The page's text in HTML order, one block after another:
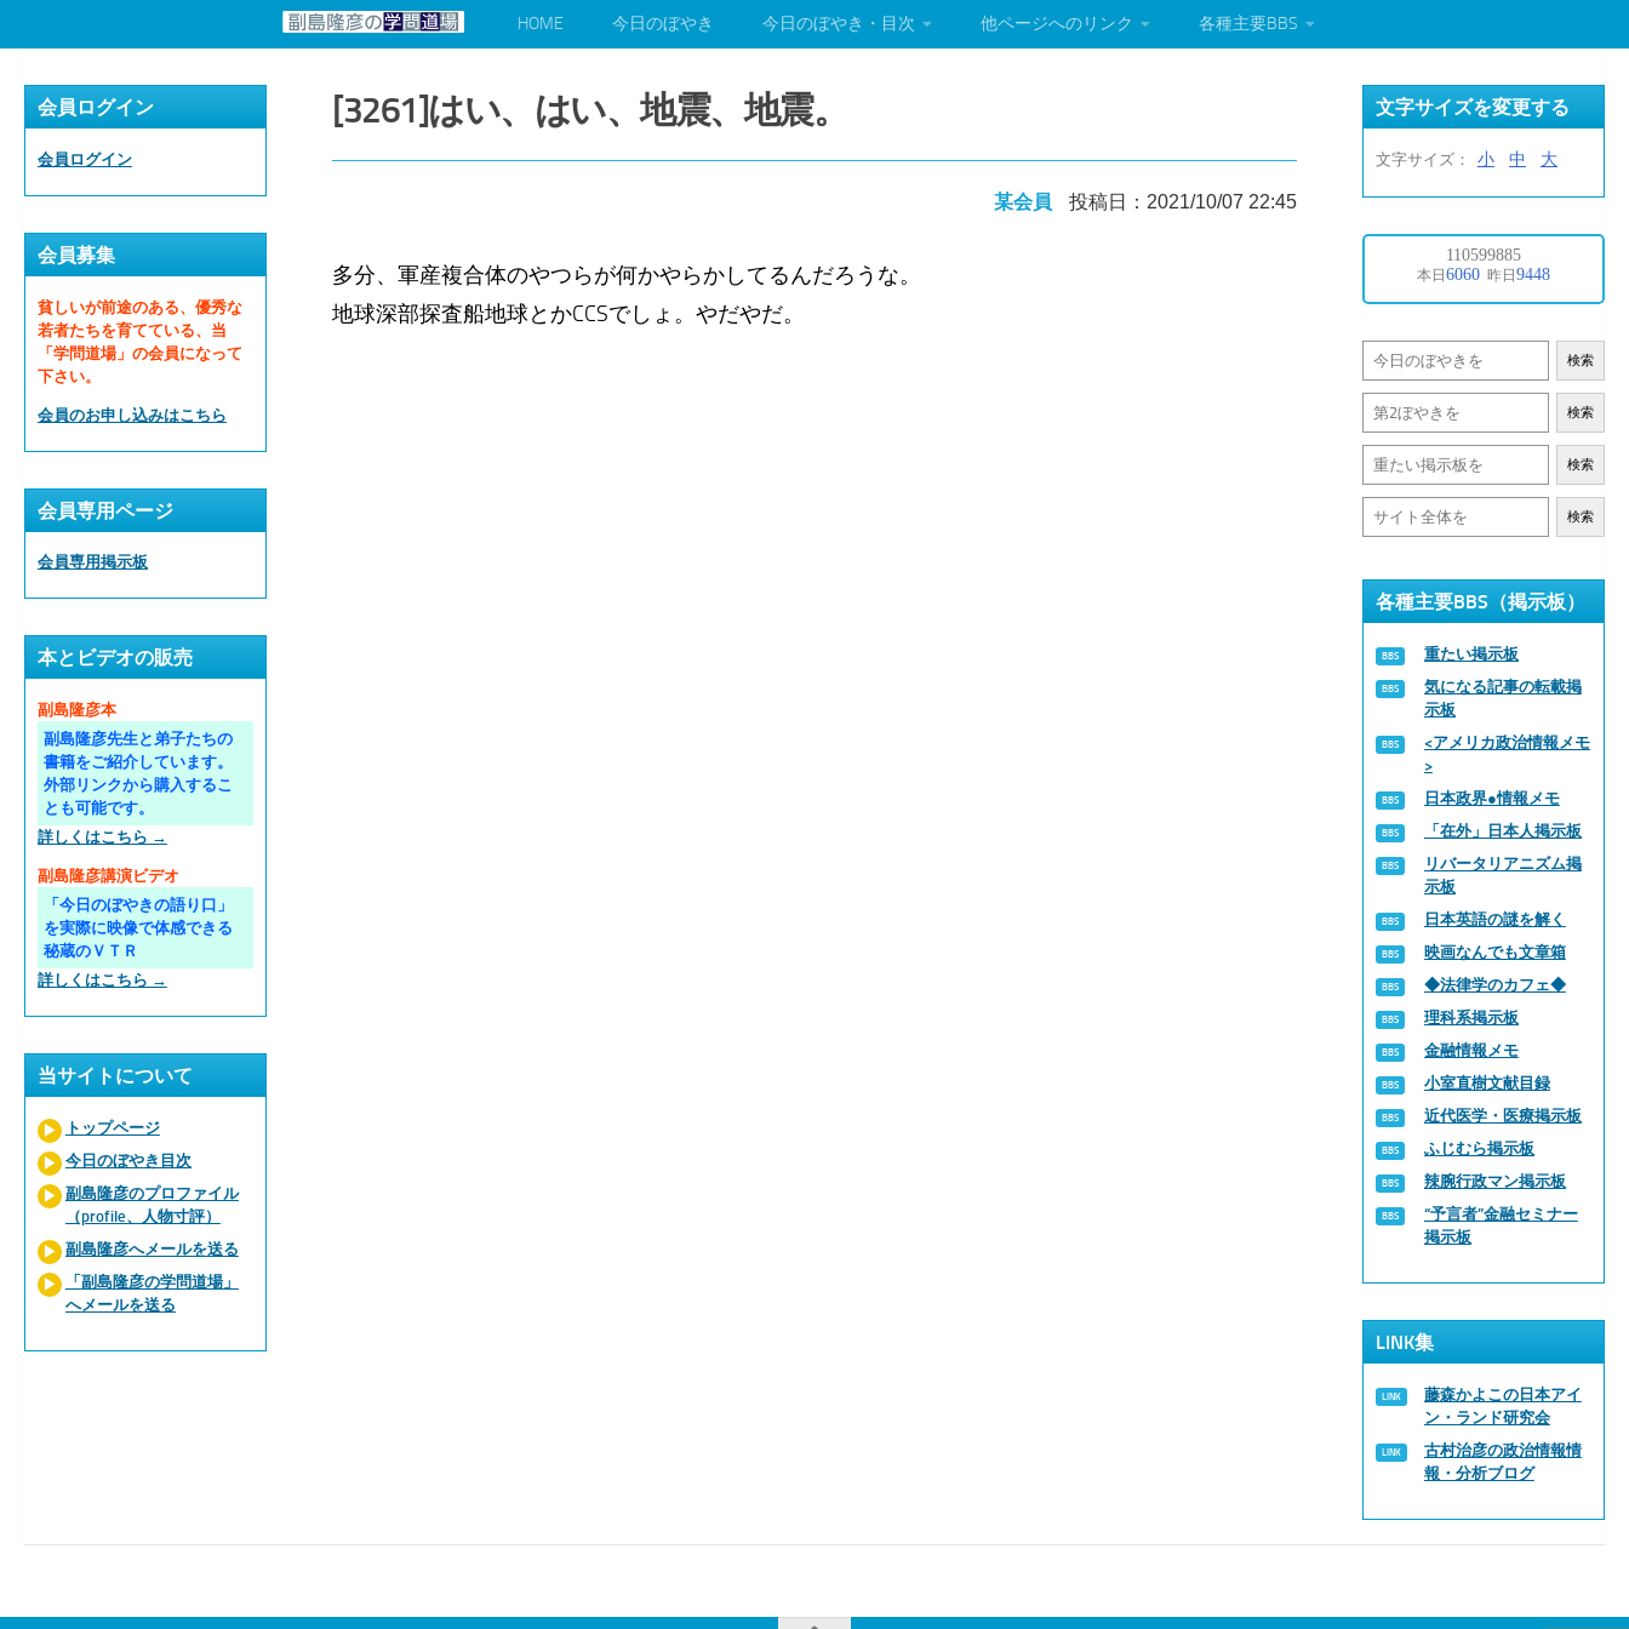
HOME 今日のぼやき 今日のぼやき・目次 他ページへのリンク 各種主要BBS
[3261]はい、はい、地震、地震。
某会員 投稿日：2021/10/07 22:45
多分、軍産複合体のやつらが何かやらかしてるんだろうな。
地球深部探査船地球とかCCSでしょ。やだやだ。
会員ログイン
会員ログイン
会員募集
貧しいが前途のある、優秀な
若者たちを育てている、当
「学問道場」の会員になって
下さい。
会員のお申し込みはこちら
会員専用ページ
会員専用掲示板
本とビデオの販売
副島隆彦本
副島隆彦先生と弟子たちの
書籍をご紹介しています。
外部リンクから購入するこ
とも可能です。
詳しくはこちら →
副島隆彦講演ビデオ
「今日のぼやきの語り口」
を実際に映像で体感できる
秘蔵のＶＴＲ
詳しくはこちら →
当サイトについて
トップページ
今日のぼやき目次
副島隆彦のプロファイル
（profile、人物寸評）
副島隆彦へメールを送る
「副島隆彦の学問道場」
へメールを送る
文字サイズを変更する
文字サイズ： 小 中 大
検索
検索
検索
検索
各種主要BBS（掲示板）
重たい掲示板
気になる記事の転載掲
示板
<アメリカ政治情報メモ
>
日本政界●情報メモ
「在外」日本人掲示板
リバータリアニズム掲
示板
日本英語の謎を解く
映画なんでも文章箱
◆法律学のカフェ◆
理科系掲示板
金融情報メモ
小室直樹文献目録
近代医学・医療掲示板
ふじむら掲示板
辣腕行政マン掲示板
“予言者”金融セミナー
掲示板
LINK集
藤森かよこの日本アイ
ン・ランド研究会
古村治彦の政治情報情
報・分析ブログ